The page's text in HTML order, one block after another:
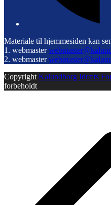
Materiale til hjemmesiden kan
1. webmaster
2. webmaster
Copyright Kalundborg Idræts
forbeholdt